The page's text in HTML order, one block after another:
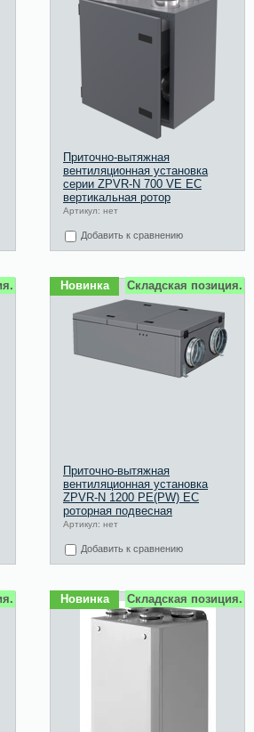
Приточно-вытяжная
вентиляционная установка
серии ZPVR-N 700 VЕ EC
вертикальная ротор
Артикул: нет
Добавить к сравнению
Новинка Складская позиция.
Приточно-вытяжная
вентиляционная установка
ZPVR-N 1200 PE(PW) EC
роторная подвесная
Артикул: нет
Добавить к сравнению
Новинка Складская позиция.